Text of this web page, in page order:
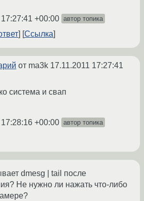
+00:00 автор топика
Ссылка
от ma3k 17.11.2011 17:27:41
система и свап
+00:00 автор топика
dmesg | tail после
Не нужно ли нажать что-либо